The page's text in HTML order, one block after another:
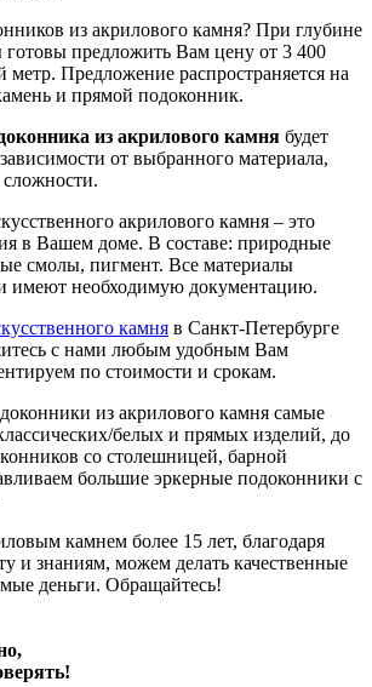
из акрилового камня? При глубине
предложить Вам цену от 3 400
метр. Предложение распространяется на
и прямой подоконник.
из акрилового камня будет
от выбранного материала,
акрилового камня – это
в Вашем доме. В составе: природные
смолы, пигмент. Все материалы
имеют необходимую документацию.
камня в Санкт-Петербурге
с нами любым удобным Вам
по стоимости и срокам.
из акрилового камня самые
белых и прямых изделий, до
со столешницей, барной
большие эркерные подоконники с
камнем более 15 лет, благодаря
и знаниям, можем делать качественные
деньги. Обращайтесь!